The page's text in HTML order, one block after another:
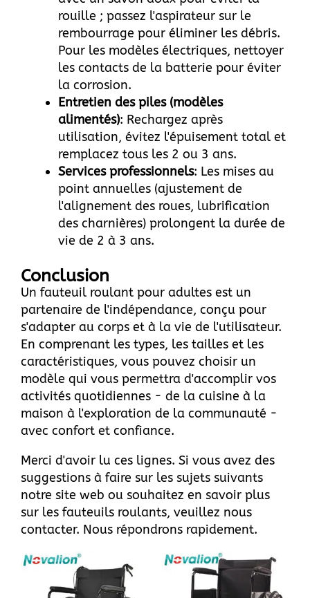
rouille ; passez l'aspirateur sur le
rembourrage pour éliminer les débris.
Pour les modèles électriques, nettoyer
les contacts de la batterie pour éviter
la corrosion.
Entretien des piles (modèles
alimentés): Rechargez après
utilisation, évitez l'épuisement total et
remplacez tous les 2 ou 3 ans.
Services professionnels: Les mises au
point annuelles (ajustement de
l'alignement des roues, lubrification
des charnières) prolongent la durée de
vie de 2 à 3 ans.
Conclusion
Un fauteuil roulant pour adultes est un
partenaire de l'indépendance, conçu pour
s'adapter au corps et à la vie de l'utilisateur.
En comprenant les types, les tailles et les
caractéristiques, vous pouvez choisir un
modèle qui vous permettra d'accomplir vos
activités quotidiennes - de la cuisine à la
maison à l'exploration de la communauté -
avec confort et confiance.
Merci d'avoir lu ces lignes. Si vous avez des
suggestions à faire sur les sujets suivants
notre site web ou souhaitez en savoir plus
sur les fauteuils roulants, veuillez nous
contacter. Nous répondrons rapidement.